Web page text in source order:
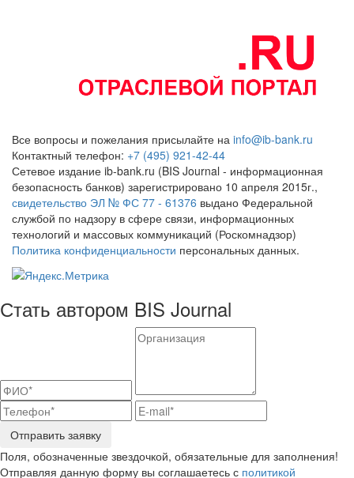
Все вопросы и пожелания присылайте на info@ib-bank.ru
Контактный телефон: +7 (495) 921-42-44
Сетевое издание ib-bank.ru (BIS Journal - информационная
безопасность банков) зарегистрировано 10 апреля 2015г.,
свидетельство ЭЛ № ФС 77 - 61376 выдано Федеральной
службой по надзору в сфере связи, информационных
технологий и массовых коммуникаций (Роскомнадзор)
Политика конфиденциальности персональных данных.
Стать автором BIS Journal
Отправить заявку
Поля, обозначенные звездочкой, обязательные для заполнения!
Отправляя данную форму вы соглашаетесь с политикой